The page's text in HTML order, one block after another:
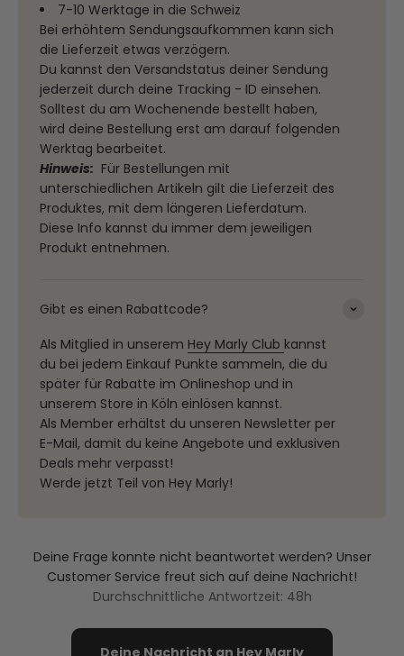
7-10 Werktage in die Schweiz
Bei erhöhtem Sendungsaufkommen kann sich
die Lieferzeit etwas verzögern.
Du kannst den Versandstatus deiner Sendung
jederzeit durch deine Tracking - ID einsehen.
Solltest du am Wochenende bestellt haben,
wird deine Bestellung erst am darauf folgenden
Werktag bearbeitet.
Hinweis: Für Bestellungen mit
unterschiedlichen Artikeln gilt die Lieferzeit des
Produktes, mit dem längeren Lieferdatum.
Diese Info kannst du immer dem jeweiligen
Produkt entnehmen.
Gibt es einen Rabattcode?
Als Mitglied in unserem Hey Marly Club kannst
du bei jedem Einkauf Punkte sammeln, die du
später für Rabatte im Onlineshop und in
unserem Store in Köln einlösen kannst.
Als Member erhältst du unseren Newsletter per
E-Mail, damit du keine Angebote und exklusiven
Deals mehr verpasst!
Werde jetzt Teil von Hey Marly!
Deine Frage konnte nicht beantwortet werden? Unser
Customer Service freut sich auf deine Nachricht!
Durchschnittliche Antwortzeit: 48h